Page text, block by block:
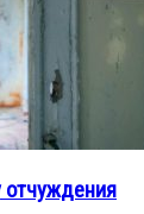
отчуждения